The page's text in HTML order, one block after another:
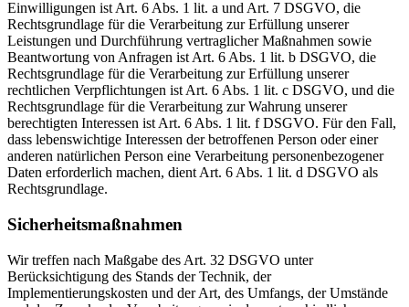
Einwilligungen ist Art. 6 Abs. 1 lit. a und Art. 7 DSGVO, die
Rechtsgrundlage für die Verarbeitung zur Erfüllung unserer
Leistungen und Durchführung vertraglicher Maßnahmen sowie
Beantwortung von Anfragen ist Art. 6 Abs. 1 lit. b DSGVO, die
Rechtsgrundlage für die Verarbeitung zur Erfüllung unserer
rechtlichen Verpflichtungen ist Art. 6 Abs. 1 lit. c DSGVO, und die
Rechtsgrundlage für die Verarbeitung zur Wahrung unserer
berechtigten Interessen ist Art. 6 Abs. 1 lit. f DSGVO. Für den Fall,
dass lebenswichtige Interessen der betroffenen Person oder einer
anderen natürlichen Person eine Verarbeitung personenbezogener
Daten erforderlich machen, dient Art. 6 Abs. 1 lit. d DSGVO als
Rechtsgrundlage.
Sicherheitsmaßnahmen
Wir treffen nach Maßgabe des Art. 32 DSGVO unter
Berücksichtigung des Stands der Technik, der
Implementierungskosten und der Art, des Umfangs, der Umstände